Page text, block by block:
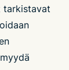
tarkistavat